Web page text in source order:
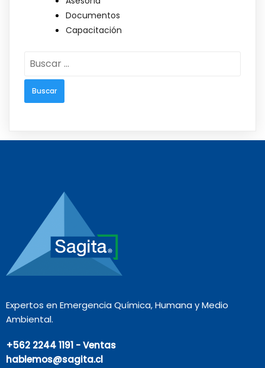
Documentos
Capacitación
Buscar:
Expertos en Emergencia Química, Humana y Medio
Ambiental.
+562 2244 1191 - Ventas
hablemos@sagita.cl